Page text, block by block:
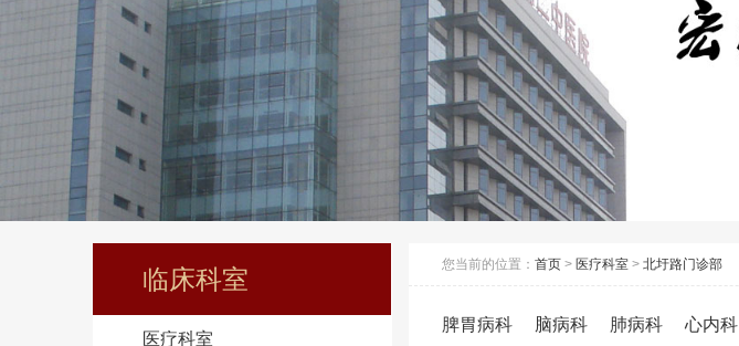
临床科室
医疗科室
您当前的位置： 首页 > 医疗科室 > 北圩路门诊部
脾胃病科 脑病科 肺病科 心内科